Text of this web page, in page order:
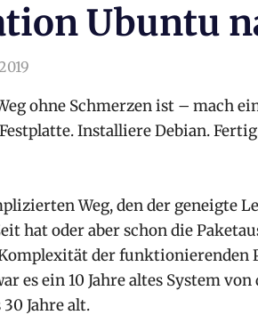
Ubuntu
ohne Schmerzen ist – mach
Installiere Debian.
Weg, den der geneigte
hat oder aber schon die
der funktionierenden
es ein 10 Jahre altes System
Jahre alt.